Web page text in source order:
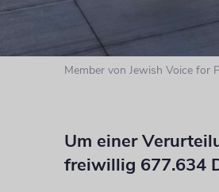
Member von Jewish Voice for
Um einer
freiwillig 677.634